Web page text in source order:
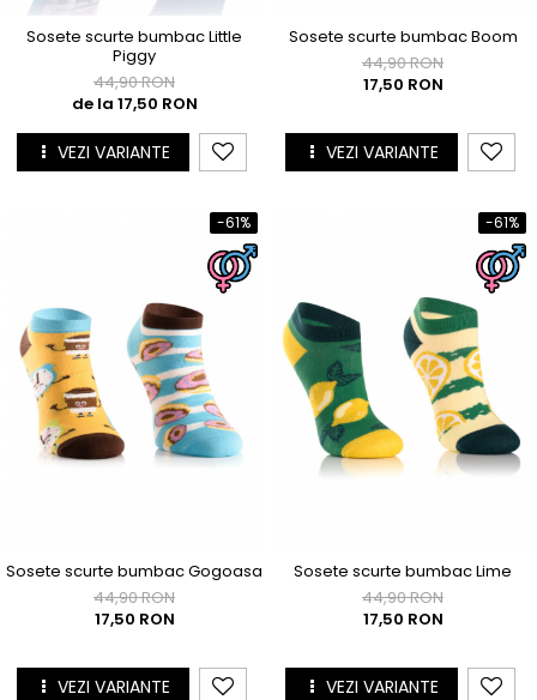
Sosete scurte bumbac Little
Piggy
44,90 RON
de la 17,50 RON
VEZI VARIANTE
Sosete scurte bumbac Boom
44,90 RON
17,50 RON
VEZI VARIANTE
-61%
Sosete scurte bumbac Gogoasa
44,90 RON
17,50 RON
VEZI VARIANTE
-61%
Sosete scurte bumbac Lime
44,90 RON
17,50 RON
VEZI VARIANTE